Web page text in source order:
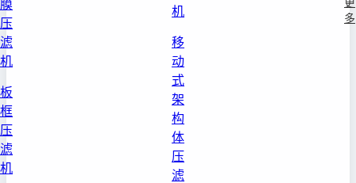
膜
压
滤
机
板
框
压
滤
机
机
移
动
式
架
构
体
压
滤
更
多